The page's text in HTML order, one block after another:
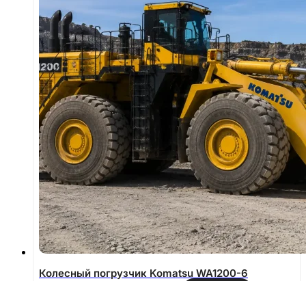
Колесный погрузчик Komatsu WA1200-6